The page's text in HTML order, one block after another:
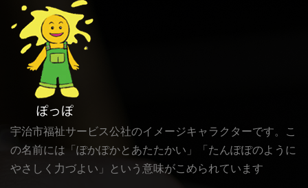
宇治市福祉サービス公社のイメージキャラクターです。こ
の名前には「ぽかぽかとあたたかい」「たんぽぽのように
やさしく力づよい」という意味がこめられています